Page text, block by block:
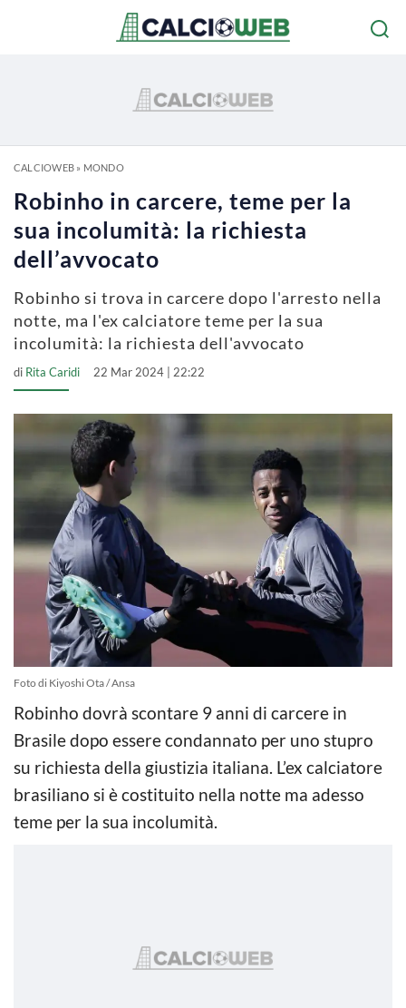
CALCIOWEB» MONDO
Robinho in carcere, teme per la
sua incolumità: la richiesta
dell’avvocato
Robinho si trova in carcere dopo l'arresto nella
notte, ma l'ex calciatore teme per la sua
incolumità: la richiesta dell'avvocato
di Rita Caridi 22 Mar 2024 | 22:22
Foto di Kiyoshi Ota / Ansa
Robinho dovrà scontare 9 anni di carcere in
Brasile dopo essere condannato per uno stupro
su richiesta della giustizia italiana. L’ex calciatore
brasiliano si è costituito nella notte ma adesso
teme per la sua incolumità.